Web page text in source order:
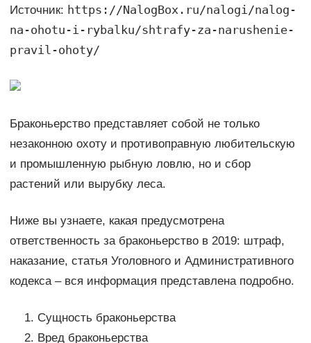
Источник: https://NalogBox.ru/nalogi/nalog-
na-ohotu-i-rybalku/shtrafy-za-narushenie-
pravil-ohoty/
Браконьерство представляет собой не только
незаконною охоту и противоправную любительскую
и промышленную рыбную ловлю, но и сбор
растений или вырубку леса.
Ниже вы узнаете, какая предусмотрена
ответственность за браконьерство в 2019: штраф,
наказание, статья Уголовного и Административного
кодекса – вся информация представлена подробно.
Сущность браконьерства
Вред браконьерства